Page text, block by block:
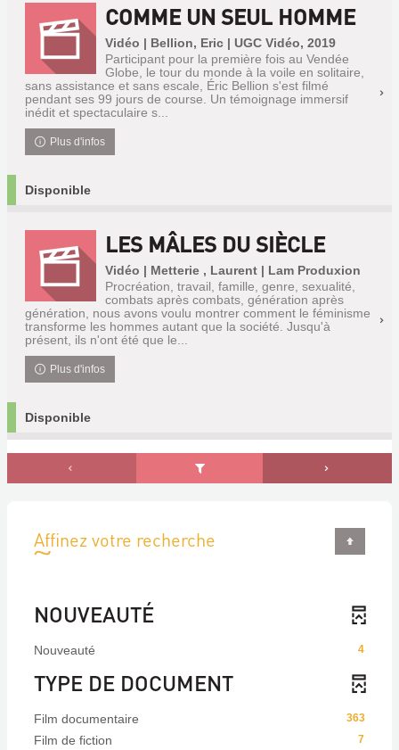
COMME UN SEUL HOMME
Vidéo | Bellion, Eric | UGC Vidéo, 2019
Participant pour la première fois au Vendée
Globe, le tour du monde à la voile en solitaire,
sans assistance et sans escale, Éric Bellion s'est filmé
pendant ses 99 jours de course. Un témoignage immersif
inédit et spectaculaire s...
Plus d'infos
Disponible
LES MÂLES DU SIÈCLE
Vidéo | Metterie , Laurent | Lam Produxion
Procréation, travail, famille, genre, sexualité,
combats après combats, génération après
génération, nous avons voulu montrer comment le féminisme
transforme les hommes autant que la société. Jusqu'à
présent, ils n'ont été que le...
Plus d'infos
Disponible
Affinez votre recherche
NOUVEAUTÉ
4
Nouveauté
TYPE DE DOCUMENT
363
Film documentaire
7
Film de fiction